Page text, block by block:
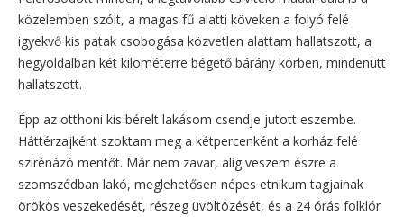
közelemben szólt, a magas fű alatti köveken a folyó felé
igyekvő kis patak csobogása közvetlen alattam hallatszott, a
hegyoldalban két kilométerre bégető bárány körben, mindenütt
hallatszott.
Épp az otthoni kis bérelt lakásom csendje jutott eszembe.
Háttérzajként szoktam meg a kétpercenként a korház felé
szirénázó mentőt. Már nem zavar, alig veszem észre a
szomszédban lakó, meglehetősen népes etnikum tagjainak
örökös veszekedését, részeg üvöltözését, és a 24 órás folklór